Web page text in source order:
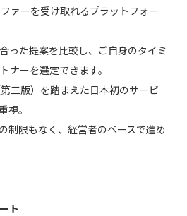
ァーを受け取れるプラットフォー
った提案を比較し、ご自身のタイミ
ナーを選定できます。
三版）を踏まえた日本初のサービ
視。
制限もなく、経営者のペースで進め
ト